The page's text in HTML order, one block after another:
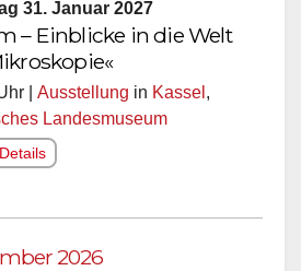
31. Januar 2027
– Einblicke in die Welt
| Ausstellung in Kassel ,
Landesmuseum
2026